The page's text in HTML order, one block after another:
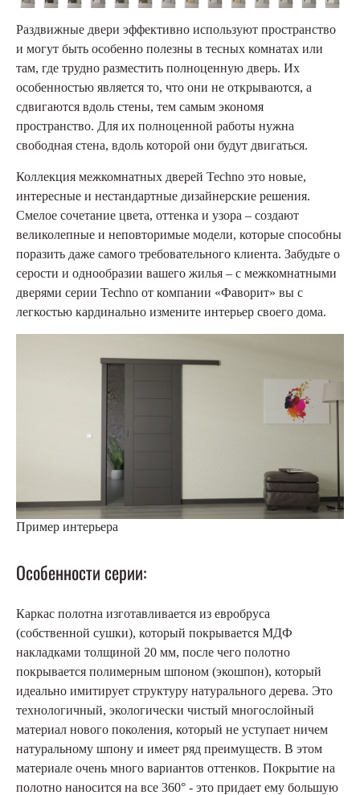
Раздвижные двери эффективно используют пространство
и могут быть особенно полезны в тесных комнатах или
там, где трудно разместить полноценную дверь. Их
особенностью является то, что они не открываются, а
сдвигаются вдоль стены, тем самым экономя
пространство. Для их полноценной работы нужна
свободная стена, вдоль которой они будут двигаться.
Коллекция межкомнатных дверей Techno это новые,
интересные и нестандартные дизайнерские решения.
Смелое сочетание цвета, оттенка и узора – создают
великолепные и неповторимые модели, которые способны
поразить даже самого требовательного клиента. Забудьте о
серости и однообразии вашего жилья – с межкомнатными
дверями серии Techno от компании «Фаворит» вы с
легкостью кардинально измените интерьер своего дома.
Пример интерьера
Особенности серии:
Каркас полотна изготавливается из евробруса
(собственной сушки), который покрывается МДФ
накладками толщиной 20 мм, после чего полотно
покрывается полимерным шпоном (экошпон), который
идеально имитирует структуру натурального дерева. Это
технологичный, экологически чистый многослойный
материал нового поколения, который не уступает ничем
натуральному шпону и имеет ряд преимуществ. В этом
материале очень много вариантов оттенков. Покрытие на
полотно наносится на все 360° - это придает ему большую